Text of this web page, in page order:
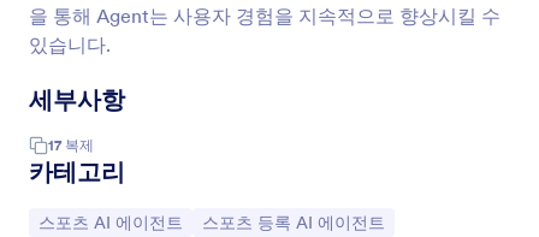
을 통해 Agent는 사용자 경험을 지속적으로 향상시킬 수
있습니다.
세부사항
17 복제
카테고리
카테고리로 이동:
스포츠 AI 에이전트 카테고리로 이동:
스포츠 등록 AI 에이전트